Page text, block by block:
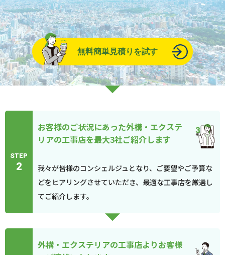
無料簡単見積りを試す
STEP
2
お客様のご状況にあった外構・エクステ
リアの工事店を最大3社ご紹介します
我々が皆様のコンシェルジュとなり、ご要望やご予算な
どをヒアリングさせていただき、最適な工事店を厳選し
てご紹介します。
外構・エクステリアの工事店よりお客様